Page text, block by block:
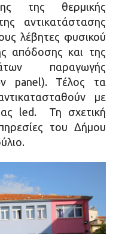
της θερμικής
αντικατάστασης
λέβητες φυσικού
απόδοσης και της
παραγωγής
panel). Τέλος τα
με
led. Τη σχετική
του Δήμου